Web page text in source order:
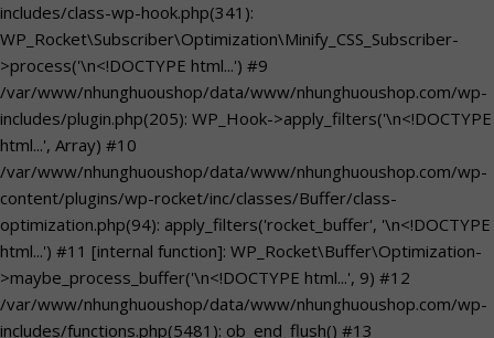
includes/class-wp-hook.php(341):
WP_Rocket\Subscriber\Optimization\Minify_CSS_Subscriber-
>process('\n<!DOCTYPE html...') #9
/var/www/nhunghuoushop/data/www/nhunghuoushop.com/wp-
includes/plugin.php(205): WP_Hook->apply_filters('\n<!DOCTYPE
html...', Array) #10
/var/www/nhunghuoushop/data/www/nhunghuoushop.com/wp-
content/plugins/wp-rocket/inc/classes/Buffer/class-
optimization.php(94): apply_filters('rocket_buffer', '\n<!DOCTYPE
html...') #11 [internal function]: WP_Rocket\Buffer\Optimization-
>maybe_process_buffer('\n<!DOCTYPE html...', 9) #12
/var/www/nhunghuoushop/data/www/nhunghuoushop.com/wp-
includes/functions.php(5481): ob_end_flush() #13